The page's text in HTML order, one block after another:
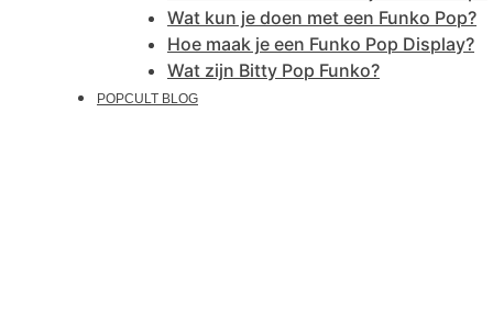
Wat kun je doen met een Funko Pop?
Hoe maak je een Funko Pop Display?
Wat zijn Bitty Pop Funko?
POPCULT BLOG